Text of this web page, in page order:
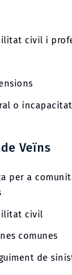
civil i
o
Veïns
per a
civil
comunes
de